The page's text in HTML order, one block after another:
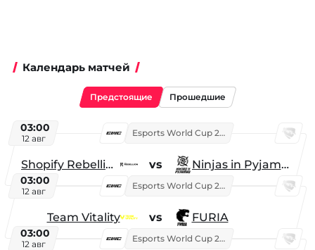
Календарь матчей
Предстоящие Прошедшие
03:00
12 авг
Esports World Cup 2026
Shopify Rebellion vs Ninjas in Pyjamas
03:00
12 авг
Esports World Cup 2026
Team Vitality vs FURIA
03:00
12 авг
Esports World Cup 2026